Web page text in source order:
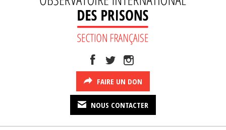
FAIRE UN DON
NOUS CONTACTER